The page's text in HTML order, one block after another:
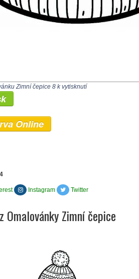
Zimní čepice 8 k vytisknutí
Online
Instagram Twitter
Omalovánky Zimní čepice